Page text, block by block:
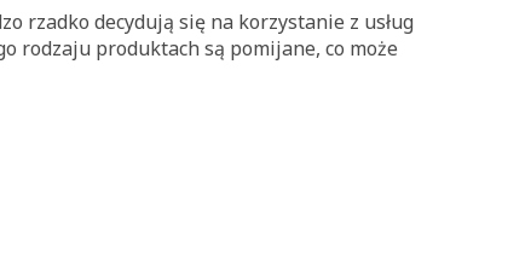
rzadko decydują się na korzystanie z usług
rodzaju produktach są pomijane, co może